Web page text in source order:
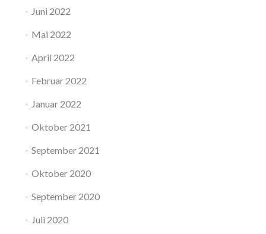
Juni 2022
Mai 2022
April 2022
Februar 2022
Januar 2022
Oktober 2021
September 2021
Oktober 2020
September 2020
Juli 2020